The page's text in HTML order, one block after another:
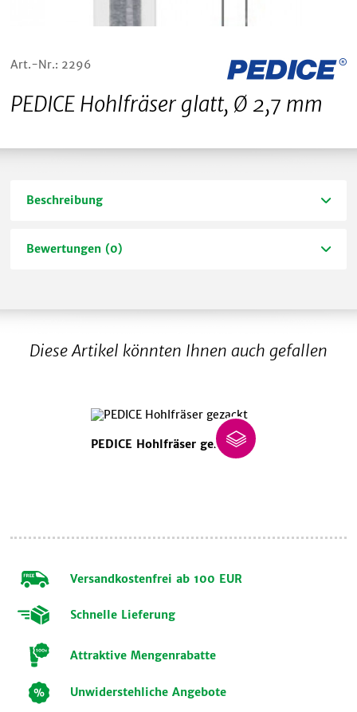
Art.-Nr.: 2296
PEDICE Hohlfräser glatt, Ø 2,7 mm
Beschreibung
Bewertungen (0)
Diese Artikel könnten Ihnen auch gefallen
PEDICE Hohlfräser gezackt
Versandkostenfrei ab 100 EUR
Schnelle Lieferung
Attraktive Mengenrabatte
Unwiderstehliche Angebote